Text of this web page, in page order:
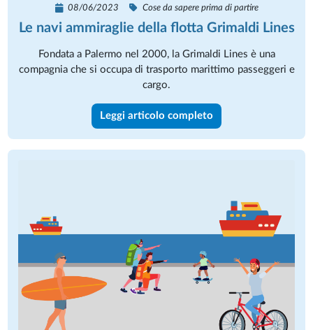
Le navi ammiraglie della flotta Grimaldi Lines
08/06/2023 Cose da sapere prima di partire
Fondata a Palermo nel 2000, la Grimaldi Lines è una
compagnia che si occupa di trasporto marittimo passeggeri e
cargo.
Leggi articolo completo